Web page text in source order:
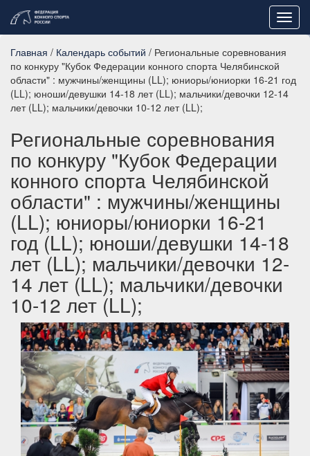
Главная / Календарь событий / Региональные соревнования
по конкуру "Кубок Федерации конного спорта Челябинской
области" : мужчины/женщины (LL); юниоры/юниорки 16-21 год
(LL); юноши/девушки 14-18 лет (LL); мальчики/девочки 12-14
лет (LL); мальчики/девочки 10-12 лет (LL);
Региональные соревнования
по конкуру "Кубок Федерации
конного спорта Челябинской
области" : мужчины/женщины
(LL); юниоры/юниорки 16-21
год (LL); юноши/девушки 14-18
лет (LL); мальчики/девочки 12-
14 лет (LL); мальчики/девочки
10-12 лет (LL);